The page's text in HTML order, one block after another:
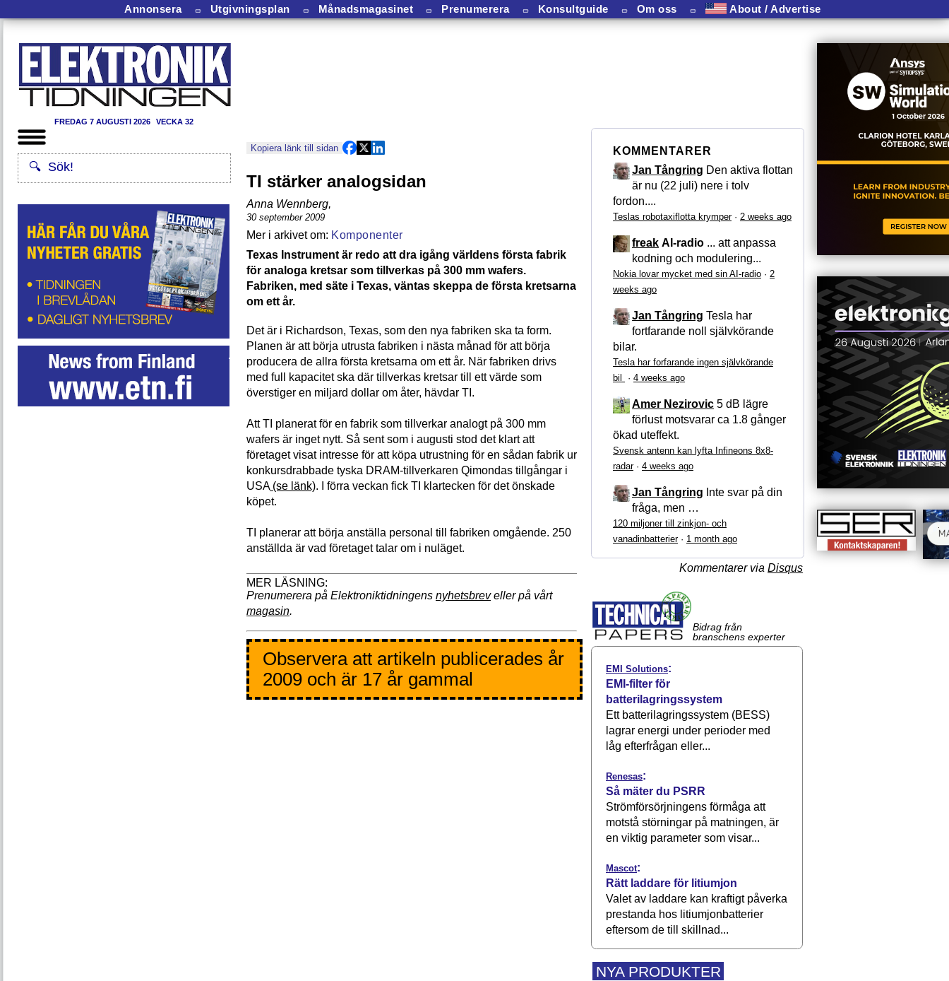
Annonsera ⏛ Utgivningsplan ⏛ Månadsmagasinet ⏛ Prenumerera ⏛ Konsultguide ⏛ Om oss ⏛ About / Advertise
FREDAG 7 AUGUSTI 2026 VECKA 32
Kopiera länk till sidan
TI stärker analogsidan
Anna Wennberg,
30 september 2009
Komponenter
Texas Instrument är redo att dra igång världens första fabrik
för analoga kretsar som tillverkas på 300 mm wafers.
Fabriken, med säte i Texas, väntas skeppa de första kretsarna
om ett år.
Det är i Richardson, Texas, som den nya fabriken ska ta form.
Planen är att börja utrusta fabriken i nästa månad för att börja
producera de allra första kretsarna om ett år. När fabriken drivs
med full kapacitet ska där tillverkas kretsar till ett värde som
överstiger en miljard dollar om åter, hävdar TI.
Att TI planerat för en fabrik som tillverkar analogt på 300 mm
wafers är inget nytt. Så sent som i augusti stod det klart att
företaget visat intresse för att köpa utrustning för en sådan fabrik ur
konkursdrabbade tyska DRAM-tillverkaren Qimondas tillgångar i
USA(se länk). I förra veckan fick TI klartecken för det önskade
köpet.
TI planerar att börja anställa personal till fabriken omgående. 250
anställda är vad företaget talar om i nuläget.
Prenumerera på Elektroniktidningens nyhetsbreveller på vårt
magasin.
Observera att artikeln publicerades år
2009 och är 17 år gammal
KOMMENTARER
Jan Tångring Den aktiva flottan
är nu (22 juli) nere i tolv
fordon....
Teslas robotaxiflotta krymper· 2 weeks ago
freak AI-radio ... att anpassa
kodning och modulering...
Nokia lovar mycket med sin AI-radio · 2
weeks ago
Jan Tångring Tesla har
fortfarande noll självkörande
bilar.
Tesla har forfarande ingen självkörande
bil
· 4 weeks ago
Amer Nezirovic 5 dB lägre
förlust motsvarar ca 1.8 gånger
ökad uteffekt.
Svensk antenn kan lyfta Infineons 8x8-
radar· 4 weeks ago
Jan Tångring Inte svar på din
fråga, men …
120 miljoner till zinkjon- och
vanadinbatterier· 1 month ago
Kommentarer via Disqus
Bidrag från
branschens experter
EMI Solutions:
EMI-filter för
batterilagringssystem
Ett batterilagringssystem (BESS)
lagrar energi under perioder med
låg efterfrågan eller...
Renesas:
Så mäter du PSRR
Strömförsörjningens förmåga att
motstå störningar på matningen, är
en viktig parameter som visar...
Mascot:
Rätt laddare för litiumjon
Valet av laddare kan kraftigt påverka
prestanda hos litiumjonbatterier
eftersom de till skillnad...
NYA PRODUKTER